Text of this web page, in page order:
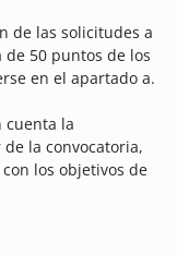
de las solicitudes a
50 puntos de los
en el apartado a.
cuenta la
la convocatoria,
los objetivos de